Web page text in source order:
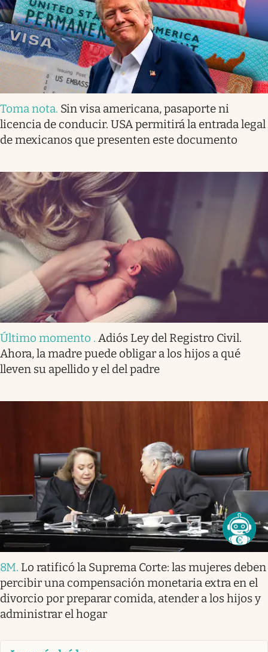
Toma nota. Sin visa americana, pasaporte ni
licencia de conducir. USA permitirá la entrada legal
de mexicanos que presenten este documento
Último momento . Adiós Ley del Registro Civil.
Ahora, la madre puede obligar a los hijos a qué
lleven su apellido y el del padre
8M. Lo ratificó la Suprema Corte: las mujeres deben
percibir una compensación monetaria extra en el
divorcio por preparar comida, atender a los hijos y
administrar el hogar